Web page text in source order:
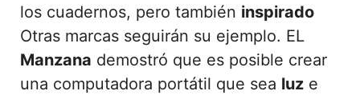
los cuadernos, pero también inspirado
Otras marcas seguirán su ejemplo. EL
Manzana demostró que es posible crear
una computadora portátil que sea luz e